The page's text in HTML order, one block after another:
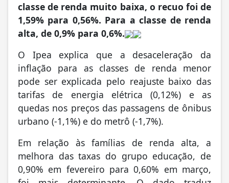
classe de renda muito baixa, o recuo foi de
1,59% para 0,56%. Para a classe de renda
alta, de 0,9% para 0,6%.
O Ipea explica que a desaceleração da
inflação para as classes de renda menor
pode ser explicada pelo reajuste baixo das
tarifas de energia elétrica (0,12%) e as
quedas nos preços das passagens de ônibus
urbano (-1,1%) e do metrô (-1,7%).
Em relação às famílias de renda alta, a
melhora das taxas do grupo educação, de
0,90% em fevereiro para 0,60% em março,